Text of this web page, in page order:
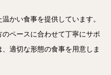
かい食事を提供しています。
ペースに合わせて丁寧にサポ
適切な形態の食事を用意しま